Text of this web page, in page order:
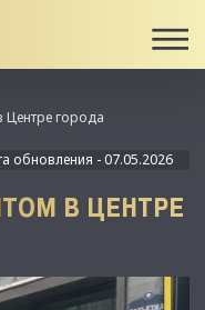
гоpoдa
обновления - 07.05.2026
В ЦЕНТРЕ